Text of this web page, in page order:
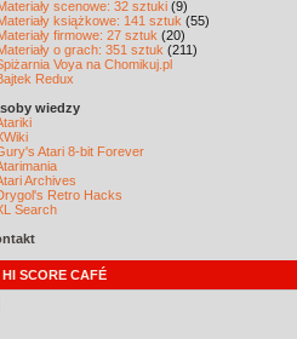
scenowe: 32 sztuki (9)
książkowe: 141 sztuk (55)
firmowe: 27 sztuk (20)
o grach: 351 sztuk (211)
Voya na Chomikuj.pl
Redux
wiedzy
Atari 8-bit Forever
Archives
Retro Hacks
Search
HI SCORE CAFÉ